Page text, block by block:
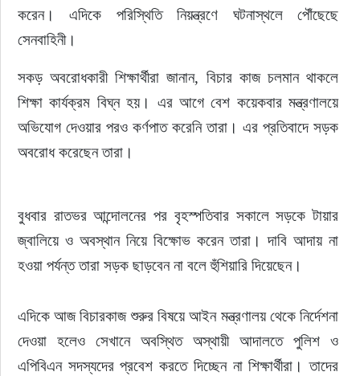
করেন। এদিকে পরিস্থিতি নিয়ন্ত্রণে ঘটনাস্থলে পৌঁছেছে
সেনবাহিনী।
সকড় অবরোধকারী শিক্ষার্থীরা জানান, বিচার কাজ চলমান থাকলে
শিক্ষা কার্যক্রম বিঘ্ন হয়। এর আগে বেশ কয়েকবার মন্ত্রণালয়ে
অভিযোগ দেওয়ার পরও কর্ণপাত করেনি তারা। এর প্রতিবাদে সড়ক
অবরোধ করেছেন তারা।
বুধবার রাতভর আন্দোলনের পর বৃহস্পতিবার সকালে সড়কে টায়ার
জ্বালিয়ে ও অবস্থান নিয়ে বিক্ষোভ করেন তারা। দাবি আদায় না
হওয়া পর্যন্ত তারা সড়ক ছাড়বেন না বলে হুঁশিয়ারি দিয়েছেন।
এদিকে আজ বিচারকাজ শুরুর বিষয়ে আইন মন্ত্রণালয় থেকে নির্দেশনা
দেওয়া হলেও সেখানে অবস্থিত অস্থায়ী আদালতে পুলিশ ও
এপিবিএন সদস্যদের প্রবেশ করতে দিচ্ছেন না শিক্ষার্থীরা। তাদের